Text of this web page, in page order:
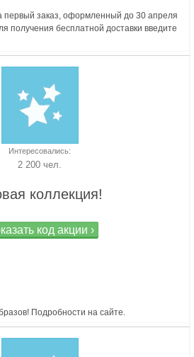
первый заказ, оформленный до 30 апреля
получения бесплатной доставки введите
Интересовались:
2 200 чел.
коллекция!
код акции ›
Подробности на сайте.